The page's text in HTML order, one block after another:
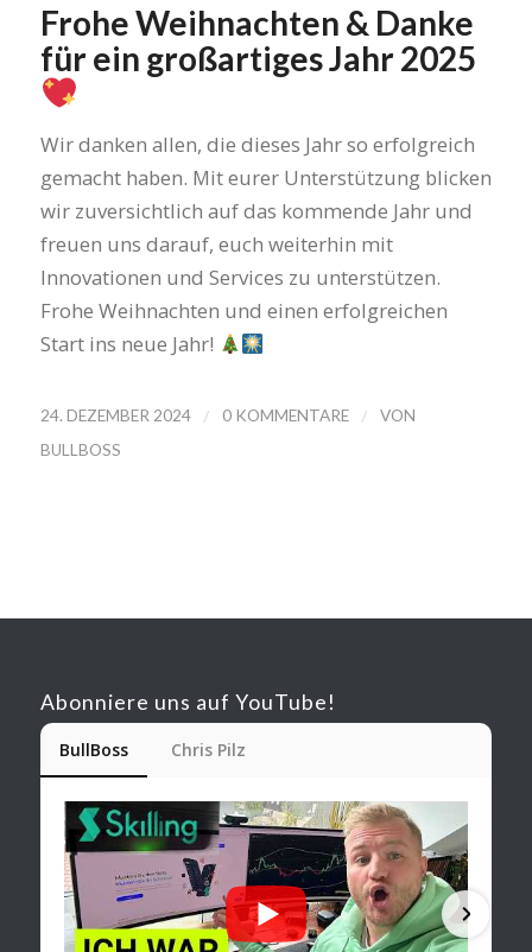
Frohe Weihnachten & Danke
für ein großartiges Jahr 2025
Wir danken allen, die dieses Jahr so erfolgreich
gemacht haben. Mit eurer Unterstützung blicken
wir zuversichtlich auf das kommende Jahr und
freuen uns darauf, euch weiterhin mit
Innovationen und Services zu unterstützen.
Frohe Weihnachten und einen erfolgreichen
Start ins neue Jahr!
24. DEZEMBER 2024 / 0 KOMMENTARE /
VON
BULLBOSS
Abonniere uns auf YouTube!
BullBoss Chris Pilz